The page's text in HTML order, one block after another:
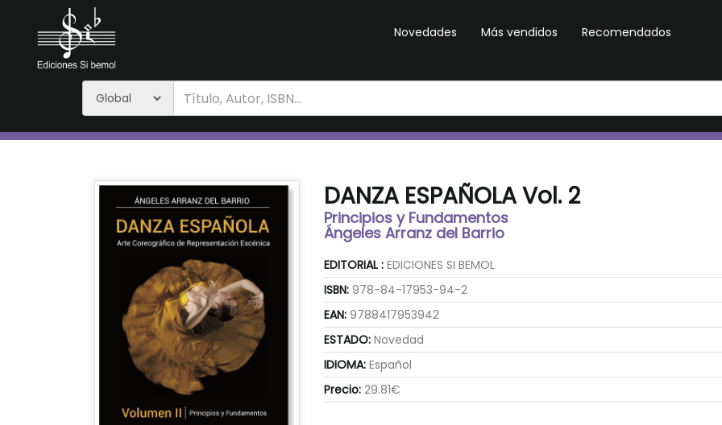
Novedades Más vendidos Recomendados
DANZA ESPAÑOLA Vol. 2
Principios y Fundamentos
Ángeles Arranz del Barrio
EDITORIAL : EDICIONES SI BEMOL
ISBN: 978-84-17953-94-2
EAN: 9788417953942
ESTADO: Novedad
IDIOMA: Español
Precio: 29.81€